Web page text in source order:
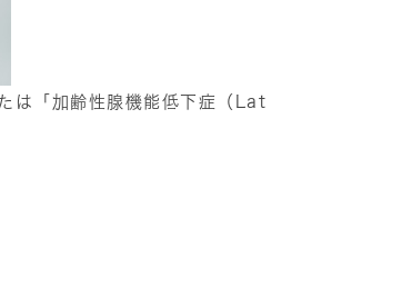
は「加齢性腺機能低下症（Lat